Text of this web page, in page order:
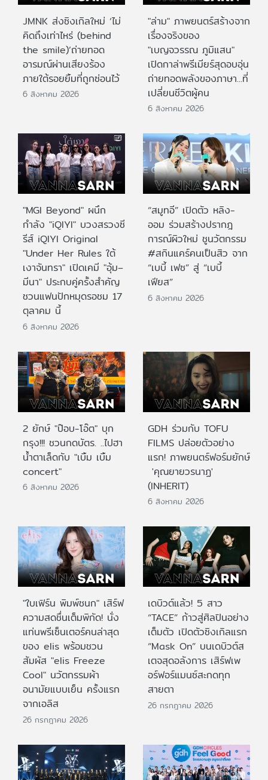
JMNK ส่งซิงเกิลใหม่ ‘ไม่
คิดถึงเท่าไหร่ (behind
the smile)’ถ่ายทอด
อารมณ์ผ่านเสียงร้อง
ภายใต้รอยยิ้มที่ถูกซ่อนไว้
6 สิงหาคม 2026
"ล่าม" ภาพยนตร์สร้างจาก
เรื่องจริงของ
"เบญจวรรณ ภูมิแสน"
เปิดกาล่าพรีเมียร์สุดอบอุ่น
ถ่ายทอดพลังของภาษา...ที่
เปลี่ยนชีวิตผู้คน
6 สิงหาคม 2026
"MGI Beyond" ผนึก
กำลัง "iQIYI" บวงสรวงซี
รีส์ iQIYI Original
"Under Her Rules ใต้
เงาจันทรา" เปิดเคมี "อุ้ม–
มีนา" ประกบคู่ครั้งสำคัญ
ชวนแฟนปักหมุดรอชม 17
ตุลาคม นี้
6 สิงหาคม 2026
“สมูทอี” เปิดตัว หลิง-
ออม ร่วมสร้างปรากฎ
การณ์ผิวใหม่ ชูนวัตกรรม
#สกินแคร์คนเป็นสิว จาก
“เบบี้ เฟซ” สู่ “เบบี้
เฟียส”
6 สิงหาคม 2026
2 ยักษ์ "ป๊อบ-โอ๊ต" บุก
กรุง!!! ชวนกดบัตร. ..ไปฮา
น้ำตาเล็ดกับ "เบิ้ม เบิ้ม
concert"
6 สิงหาคม 2026
GDH ร่วมกับ TOFU
FILMS ปล่อยตัวอย่าง
แรก! ภาพยนตร์ฟอร์มยักษ์
'คุณยายวรนาฏ'
(INHERIT)
6 สิงหาคม 2026
"ใบเฟิร์น พิมพ์ชนก" เสิร์ฟ
ความสดชื่นเต็มพิกัด! นั่ง
แท่นพรีเซ็นเตอร์คนล่าสุด
ของ elis พร้อมชวน
สัมผัส "elis Freeze
Cool" นวัตกรรมผ้า
อนามัยแบบเย็น ครั้งแรก
จากเอลิส
26 กรกฎาคม 2026
เดบิวต์แล้ว! 5 สาว
“TACE” ก้าวสู่ศิลปินอย่าง
เต็มตัว เปิดตัวซิงเกิลแรก
“Mask On” บนเดบิวต์ส
เตจสุดอลังการ เสิร์ฟเพ
อร์ฟอร์แมนซ์สะกดทุก
สายตา
26 กรกฎาคม 2026